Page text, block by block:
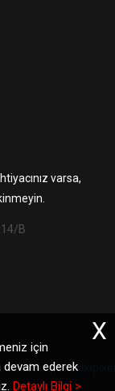
varsa,
B
Saklıdır. | Site:
için
devam ederek
Detaylı Bilgi >
X